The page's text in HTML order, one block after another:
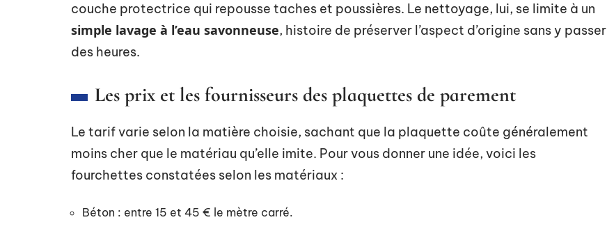
couche protectrice qui repousse taches et poussières. Le nettoyage, lui, se limite à un
simple lavage à l’eau savonneuse, histoire de préserver l’aspect d’origine sans y passer
des heures.
Les prix et les fournisseurs des plaquettes de parement
Le tarif varie selon la matière choisie, sachant que la plaquette coûte généralement
moins cher que le matériau qu’elle imite. Pour vous donner une idée, voici les
fourchettes constatées selon les matériaux :
Béton : entre 15 et 45 € le mètre carré.